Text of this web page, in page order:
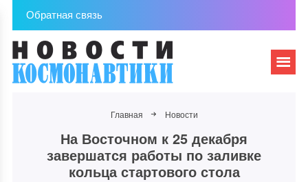
Обратная связь
Главная Новости
На Восточном к 25 декабря
завершатся работы по заливке
кольца стартового стола